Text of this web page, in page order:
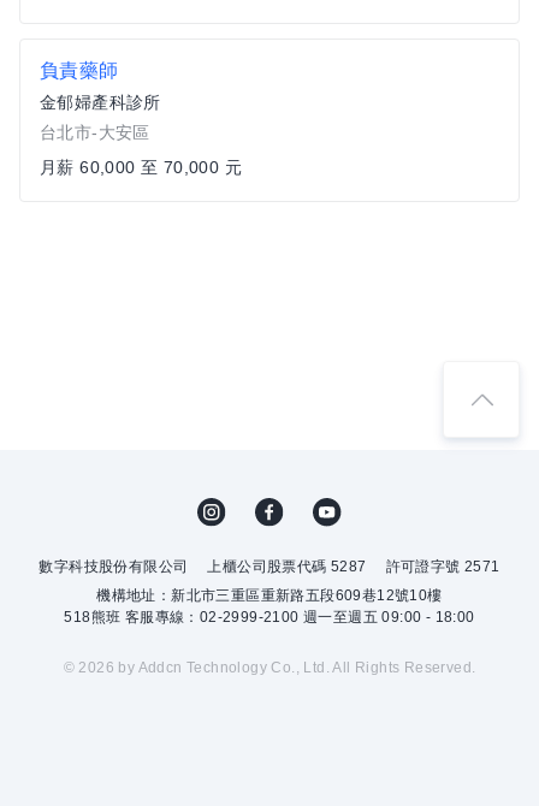
負責藥師
金郁婦產科診所
台北市-大安區
月薪 60,000 至 70,000 元
數字科技股份有限公司 上櫃公司股票代碼 5287
許可證字號 2571
機構地址：新北市三重區重新路五段609巷12號10樓
518熊班 客服專線：02-2999-2100 週一至週五 09:00 - 18:00
© 2026 by Addcn Technology Co., Ltd. All Rights Reserved.